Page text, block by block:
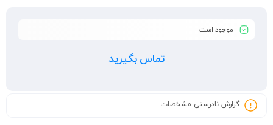
موجود است
تماس بگیرید
گزارش نادرستی مشخصات